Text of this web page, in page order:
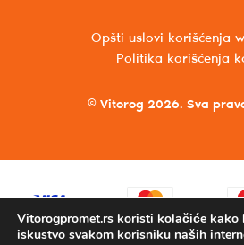
© Vitorog 2026. Sva
Opšti uslovi korišćenja
Politika korišćenja
Vitorogpromet.rs koristi kolačiće kako
iskustvo svakom korisniku naših